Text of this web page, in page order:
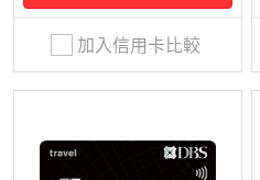
加入信用卡比較